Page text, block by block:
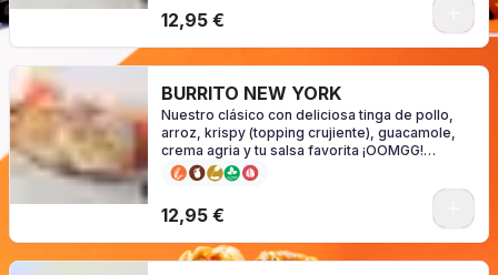
12,95 €
BURRITO NEW YORK
Nuestro clásico con deliciosa tinga de pollo,
arroz, krispy (topping crujiente), guacamole,
crema agria y tu salsa favorita ¡OOMGG!
(consulte alérgenos en función de su salsa)
12,95 €